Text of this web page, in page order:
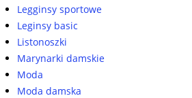
Legginsy sportowe
Leginsy basic
Listonoszki
Marynarki damskie
Moda
Moda damska